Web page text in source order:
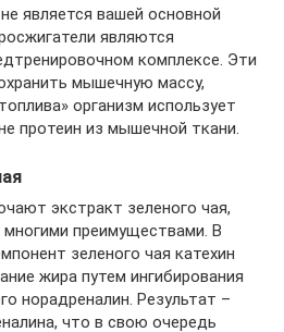
является вашей основной
являются
комплексе. Эти
мышечную массу,
организм использует
протеин из мышечной ткани.
экстракт зеленого чая,
преимуществами. В
зеленого чая катехин
жира путем ингибирования
норадреналин. Результат –
что в свою очередь